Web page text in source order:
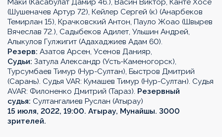
Маки (Касабулат Дамир 46.), Васин Виктор, Канте Хосе
(Шушеначев Артур 72), Кейлер Сергей (к) (Анарбеков
Темирлан 15), Крачковский Антон, Пауло Жоао (Швырев
Вячеслав 72.), Садыбеков Адилет, Ульшин Андрей,
Алыкулов Гулжигит (Адахаджиев Адам 60).
Резерв: Азатов Арсен, Усенов Данияр,
Судьи: Затула Александр (Усть-Каменогорск),
Турсумбаев Тимур (Нур-Султан), Быстров Дмитрий
(Сарань). Судья VAR: Кумашев Тимур (Нур-Султан). Судья
AVAR: Филоненко Дмитрий (Тараз). Резервный
судья: Султангалиев Руслан (Атырау)
15 июля, 2022, 19:00. Атырау, Мунайшы. 3000
зрителей.